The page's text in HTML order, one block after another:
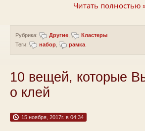
Читать полностью
Рубрика: Другие
Кластеры
Теги:
набор рамка
10 вещей, которые
о клей
15 ноября, 2017г. в 04:34